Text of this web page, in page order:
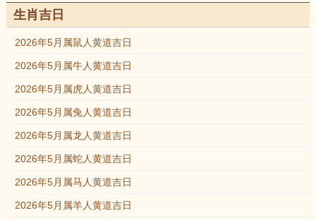
生肖吉日
2026年5月属鼠人黄道吉日
2026年5月属牛人黄道吉日
2026年5月属虎人黄道吉日
2026年5月属兔人黄道吉日
2026年5月属龙人黄道吉日
2026年5月属蛇人黄道吉日
2026年5月属马人黄道吉日
2026年5月属羊人黄道吉日